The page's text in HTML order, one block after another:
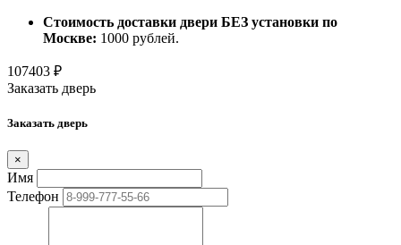
Стоимость доставки двери БЕЗ установки по
Москве: 1000 рублей.
107403 ₽
Заказать дверь
Заказать дверь
×
Имя
Телефон